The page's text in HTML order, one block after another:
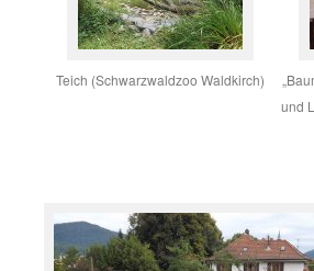
Teich (Schwarzwaldzoo Waldkirch)
und